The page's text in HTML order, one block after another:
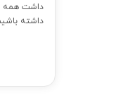
داشت همه
داشته